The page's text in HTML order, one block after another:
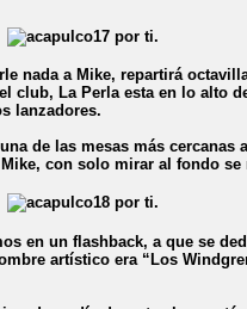
nada a Mike, repartirá
club, La Perla esta en lo alto
lanzadores.
de las mesas más cercanas
con solo mirar al fondo se
en un flashback, a que se
artístico era “Los